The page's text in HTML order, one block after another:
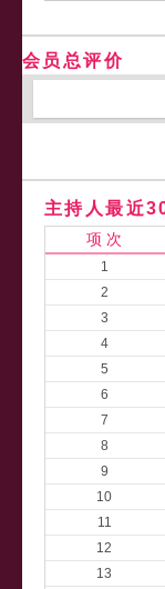
会员总评价
主持人最近
项 次
1
2
3
4
5
6
7
8
9
10
11
12
13